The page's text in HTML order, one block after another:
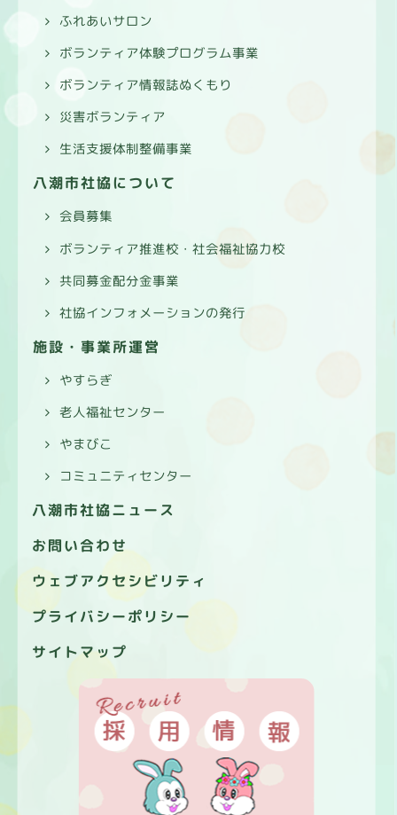
ふれあいサロン
ボランティア体験プログラム事業
ボランティア情報誌ぬくもり
災害ボランティア
生活支援体制整備事業
八潮市社協について
会員募集
ボランティア推進校・社会福祉協力校
共同募金配分金事業
社協インフォメーションの発行
施設・事業所運営
やすらぎ
老人福祉センター
やまびこ
コミュニティセンター
八潮市社協ニュース
お問い合わせ
ウェブアクセシビリティ
プライバシーポリシー
サイトマップ